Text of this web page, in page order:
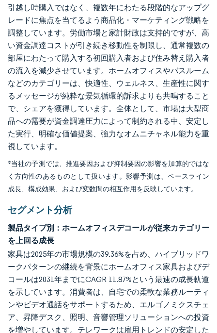
引越し時購入ではなく、複数年にわたる段階的なアップグ
レードに焦点を当てるよう商品化・マーケティング戦略を
調整しています。労働市場と家計財政は支持的ですが、高
い資金調達コストが引き続き移動性を制限し、通常複数の
部屋にわたって購入する初回購入者および住み替え購入者
の流入を減少させています。ホームオフィスやバスルーム
などのカテゴリーは、快適性、ウェルネス、生産性に関す
るメッセージが純粋な景気循環的訴求よりも共鳴すること
で、シェアを獲得しています。全体として、市場は大型商
品への需要が資金調達圧力によって制約される中、安定し
た実行、明確な価値提案、強力なオムニチャネル能力を重
視しています。
*当社の予測では、推進要因および抑制要因の影響を加算的ではな
く方向性のあるものとして扱います。影響予測は、ベースライン
成長、構成効果、および変数間の相互作用を反映しています。
セグメント分析
製品タイプ別：ホームオフィスデコールが従来カテゴリー
を上回る成長
家具は2025年の市場規模の39.36%を占め、ハイブリッドワ
ークパターンの継続を背景にホームオフィス家具およびデ
コールは2031年までにCAGR 11.87%という最速の成長軌道
を示しています。消費者は、自宅での柔軟な業務ルーティ
ンやビデオ通話をサポートするため、エルゴノミクスチェ
ア、昇降デスク、照明、音響管理ソリューションへの投資
を増やしています。テレワークは雇用トレンドの安定した